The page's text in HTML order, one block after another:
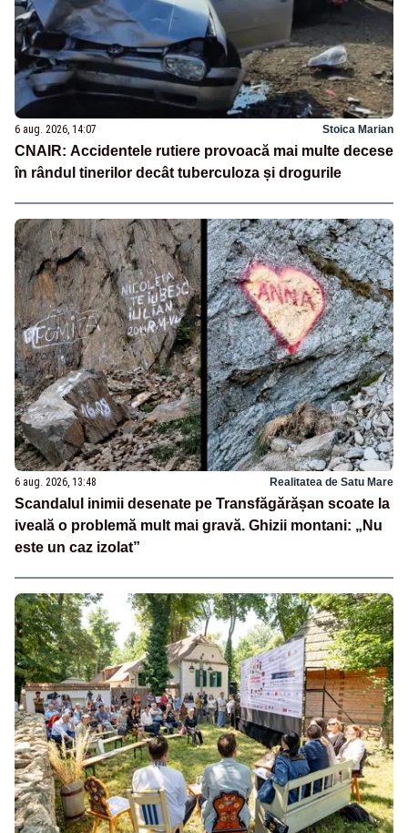
6 aug. 2026, 14:07 Stoica Marian
CNAIR: Accidentele rutiere provoacă mai multe decese
în rândul tinerilor decât tuberculoza și drogurile
6 aug. 2026, 13:48 Realitatea de Satu Mare
Scandalul inimii desenate pe Transfăgărășan scoate la
iveală o problemă mult mai gravă. Ghizii montani: „Nu
este un caz izolat”